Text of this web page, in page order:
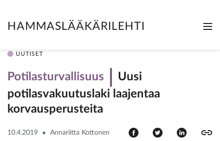
HAMMASLÄÄKÄRILEHTI
UUTISET
Potilasturvallisuus
Uusi
potilasvakuutuslaki laajentaa
korvausperusteita
10.4.2019 Annariitta Kottonen